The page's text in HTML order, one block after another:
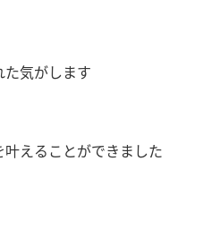
気がします
えることができました